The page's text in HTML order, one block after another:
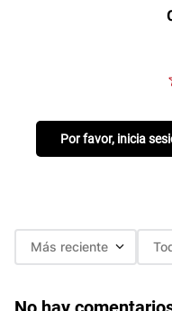
Por favor, inicia
Más reciente